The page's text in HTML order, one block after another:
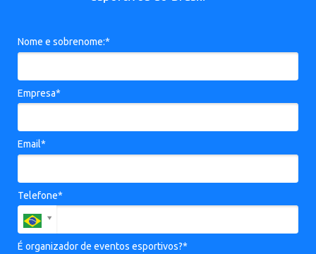
Nome e sobrenome:*
Empresa*
Email*
Telefone*
É organizador de eventos esportivos?*